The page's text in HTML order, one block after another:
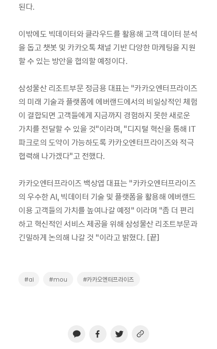
된다.
이밖에도 빅데이터와 클라우드를 활용해 고객 데이터 분석
을 돕고 챗봇 및 카카오톡 채널 기반 다양한 마케팅을 지원
할 수 있는 방안을 협의할 예정이다.
삼성물산 리조트부문 정금용 대표는 “카카오엔터프라이즈
의 미래 기술과 플랫폼에 에버랜드에서의 비일상적인 체험
이 결합되면 고객들에게 지금까지 경험하지 못한 새로운
가치를 전달할 수 있을 것"이라며, "디지털 혁신을 통해 IT
파크로의 도약이 가능하도록 카카오엔터프라이즈와 적극
협력해 나가겠다"고 전했다.
카카오엔터프라이즈 백상엽 대표는 “카카오엔터프라이즈
의 우수한 AI, 빅데이터 기술 및 플랫폼을 활용해 에버랜드
이용 고객들의 가치를 높여나갈 예정” 이라며 “좀 더 편리
하고 혁신적인 서비스 제공을 위해 삼성물산 리조트부문과
긴밀하게 논의해 나갈 것 ”이라고 밝혔다. [끝]
#ai #mou #카카오엔터프라이즈